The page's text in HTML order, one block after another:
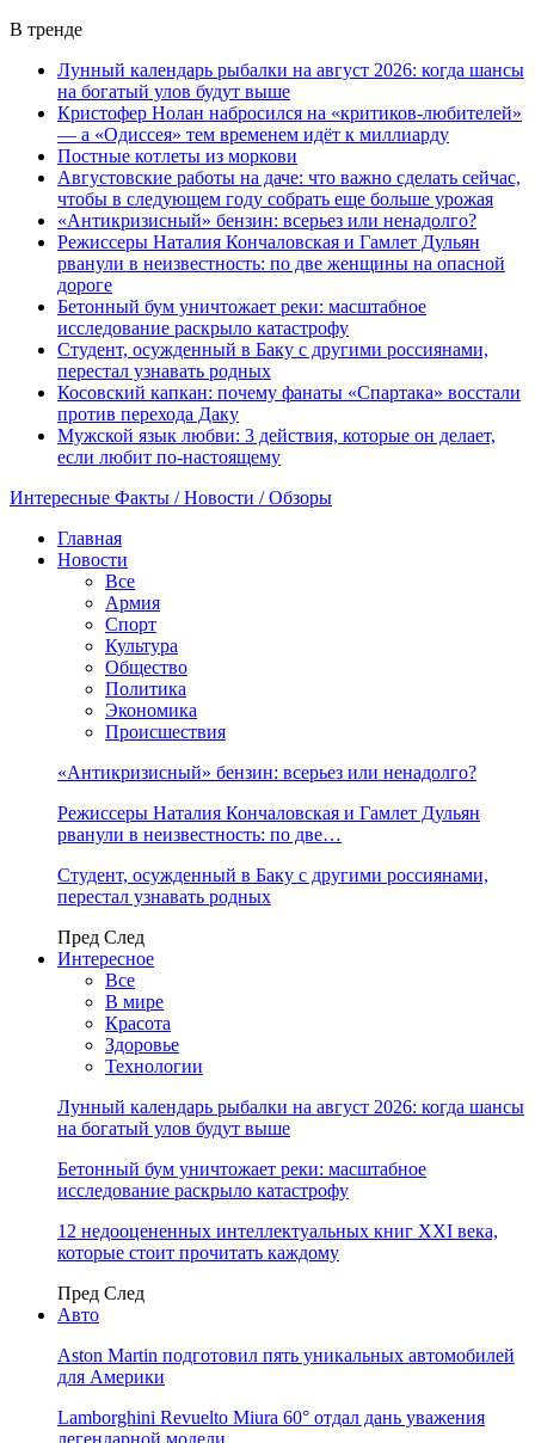
В тренде
Лунный календарь рыбалки на август 2026: когда шансы
на богатый улов будут выше
Кристофер Нолан набросился на «критиков-любителей»
— а «Одиссея» тем временем идёт к миллиарду
Постные котлеты из моркови
Августовские работы на даче: что важно сделать сейчас,
чтобы в следующем году собрать еще больше урожая
«Антикризисный» бензин: всерьез или ненадолго?
Режиссеры Наталия Кончаловская и Гамлет Дульян
рванули в неизвестность: по две женщины на опасной
дороге
Бетонный бум уничтожает реки: масштабное
исследование раскрыло катастрофу
Студент, осужденный в Баку с другими россиянами,
перестал узнавать родных
Косовский капкан: почему фанаты «Спартака» восстали
против перехода Даку
Мужской язык любви: 3 действия, которые он делает,
если любит по-настоящему
Интересные Факты / Новости / Обзоры
Главная
Новости
Все
Армия
Спорт
Культура
Общество
Политика
Экономика
Происшествия
«Антикризисный» бензин: всерьез или ненадолго?
Режиссеры Наталия Кончаловская и Гамлет Дульян
рванули в неизвестность: по две…
Студент, осужденный в Баку с другими россиянами,
перестал узнавать родных
Пред След
Интересное
Все
В мире
Красота
Здоровье
Технологии
Лунный календарь рыбалки на август 2026: когда шансы
на богатый улов будут выше
Бетонный бум уничтожает реки: масштабное
исследование раскрыло катастрофу
12 недооцененных интеллектуальных книг XXI века,
которые стоит прочитать каждому
Пред След
Авто
Aston Martin подготовил пять уникальных автомобилей
для Америки
Lamborghini Revuelto Miura 60° отдал дань уважения
легендарной модели